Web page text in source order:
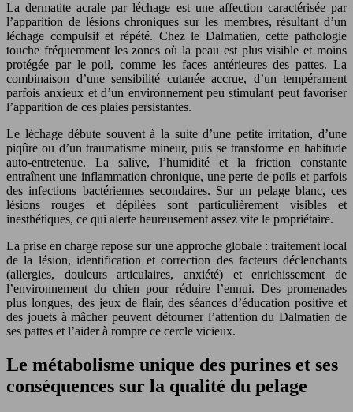
La dermatite acrale par léchage est une affection caractérisée par
l’apparition de lésions chroniques sur les membres, résultant d’un
léchage compulsif et répété. Chez le Dalmatien, cette pathologie
touche fréquemment les zones où la peau est plus visible et moins
protégée par le poil, comme les faces antérieures des pattes. La
combinaison d’une sensibilité cutanée accrue, d’un tempérament
parfois anxieux et d’un environnement peu stimulant peut favoriser
l’apparition de ces plaies persistantes.
Le léchage débute souvent à la suite d’une petite irritation, d’une
piqûre ou d’un traumatisme mineur, puis se transforme en habitude
auto-entretenue. La salive, l’humidité et la friction constante
entraînent une inflammation chronique, une perte de poils et parfois
des infections bactériennes secondaires. Sur un pelage blanc, ces
lésions rouges et dépilées sont particulièrement visibles et
inesthétiques, ce qui alerte heureusement assez vite le propriétaire.
La prise en charge repose sur une approche globale : traitement local
de la lésion, identification et correction des facteurs déclenchants
(allergies, douleurs articulaires, anxiété) et enrichissement de
l’environnement du chien pour réduire l’ennui. Des promenades
plus longues, des jeux de flair, des séances d’éducation positive et
des jouets à mâcher peuvent détourner l’attention du Dalmatien de
ses pattes et l’aider à rompre ce cercle vicieux.
Le métabolisme unique des purines et ses
conséquences sur la qualité du pelage